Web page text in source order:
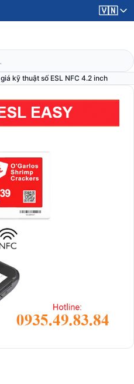
🇻🇳
kỹ thuật số ESL NFC 4.2 inch